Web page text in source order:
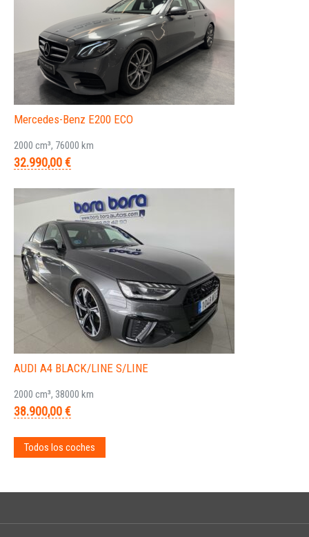
Mercedes-Benz E200 ECO
2000 cm³, 76000 km
32.990,00 €
AUDI A4 BLACK/LINE S/LINE
2000 cm³, 38000 km
38.900,00 €
Todos los coches